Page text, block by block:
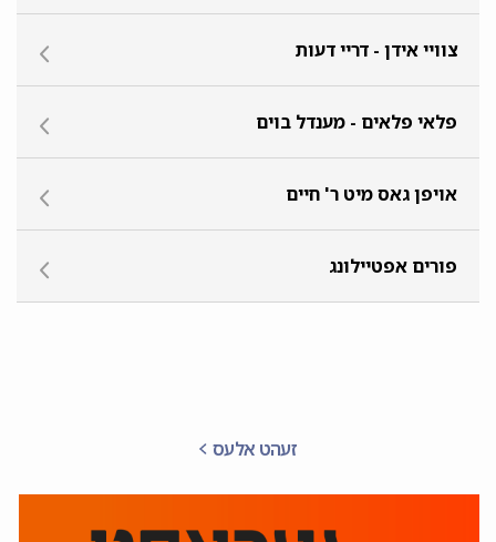
זעהט אלעס
צוויי אידן - דריי דעות
פלאי פלאים - מענדל בוים
אויפן גאס מיט ר' חיים
פורים אפטיילונג